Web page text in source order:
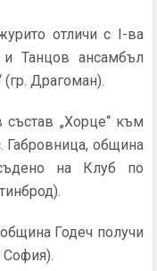
отличи с I-ва
Танцов ансамбъл
Драгоман).
„Хорце“ към
Габровница, община
на Клуб по
Годеч получи
София).